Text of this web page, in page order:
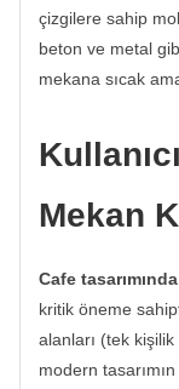
çizgilere sahip
beton ve metal
mekana sıcak
Mekan
Cafe tasarımında
kritik öneme
alanları (tek
modern tasarımın